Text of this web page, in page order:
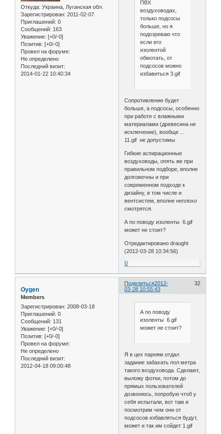
Откуда: Украина, Луганская обл.
Зарегистрирован: 2011-02-07
Приглашений: 0
Сообщений: 163
Уважение: [+0/-0]
Позитив: [+0/-0]
Провел на форуме:
Не определено
Последний визит:
2014-01-22 10:40:34
ПВХ
воздуховодах,
только подсосы
больше, но я
подозреваю что
если его
изолентой
обмотать, от
подсосов можно
избавиться 3.gif
Сопротивление будет
больше, а подсосы, особенно
при работе с влажными
материалами (древесина не
исключение), вообще ...
11.gif не допустимы
Гибкие аспирационные
воздуховоды, опять же при
правильном подборе, вполне
долговечны и при
современном подходе к
дизайну, в том числе и
вентсистем, вполне неплохо
смотрятся.
А по поводу изоленты 6.gif
может не стоит?
Отредактировано draught
(2012-03-28 10:34:56)
0
Поделиться 32
2012-
03-28 10:55:43
Oygen
Members
Зарегистрирован: 2008-03-18
Приглашений: 0
Сообщений: 131
Уважение: [+0/-0]
Позитив: [+0/-0]
Провел на форуме:
Не определено
Последний визит:
2012-04-18 09:00:48
А по поводу
изоленты 6.gif
может не стоит?
Я в цех парням отдал
задание забахать пол метра
такого воздуховода. Сделают,
выложу фотки, потом до
прямых пользователей
дозвонюсь, попробую чтоб у
себя испытали, вот там и
посмотрим чем они от
подсосов избавляться будут,
может и так им сойдет 1.gif